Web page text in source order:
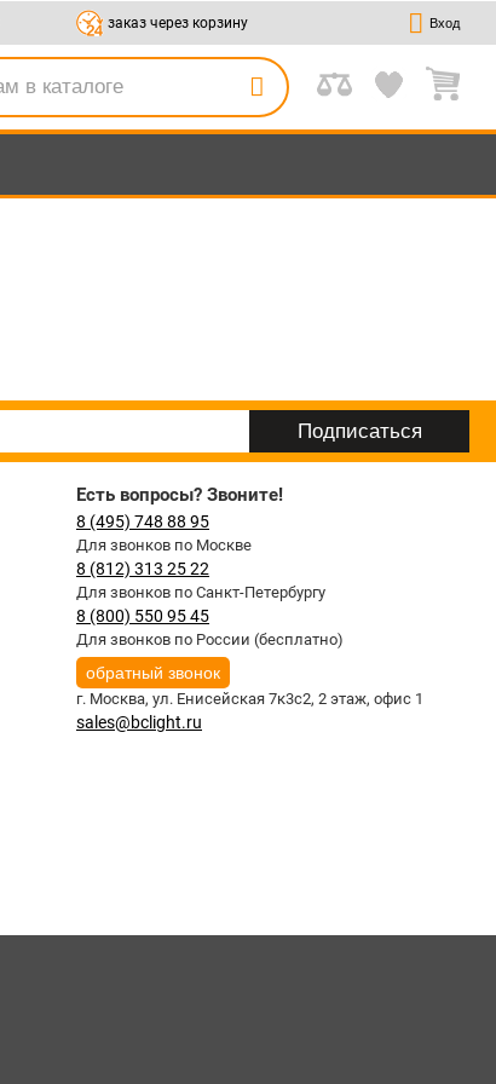
заказ через корзину Вход
Есть вопросы? Звоните!
8 (495) 748 88 95
Для звонков по Москве
8 (812) 313 25 22
Для звонков по Санкт-Петербургу
8 (800) 550 95 45
Для звонков по России (бесплатно)
обратный звонок
г. Москва, ул. Енисейская 7к3с2, 2 этаж, офис 1
sales@bclight.ru